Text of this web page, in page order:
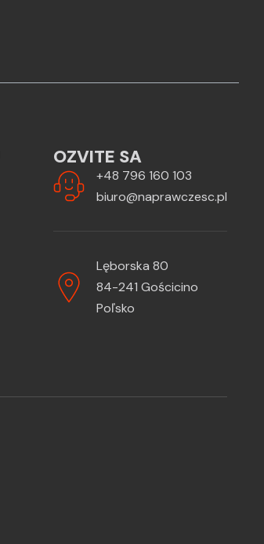
OZVITE SA
+48 796 160 103
biuro@naprawczesc.pl
Lęborska 80
84-241 Gościcino
Poľsko